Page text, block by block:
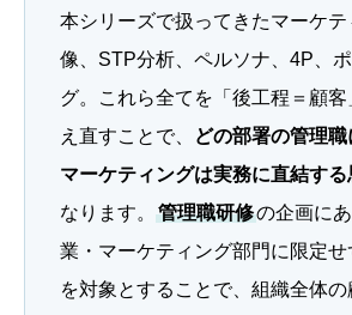
本シリーズで扱ってきたマーケ
像、STP分析、ペルソナ、4P、
グ。これら全てを「後工程＝顧客
え直すことで、
どの部署の管理職
マーケティングは実務に直結す
なります。
管理職研修の企画に
業・マーケティング部門に限定
を対象とすることで、組織全体